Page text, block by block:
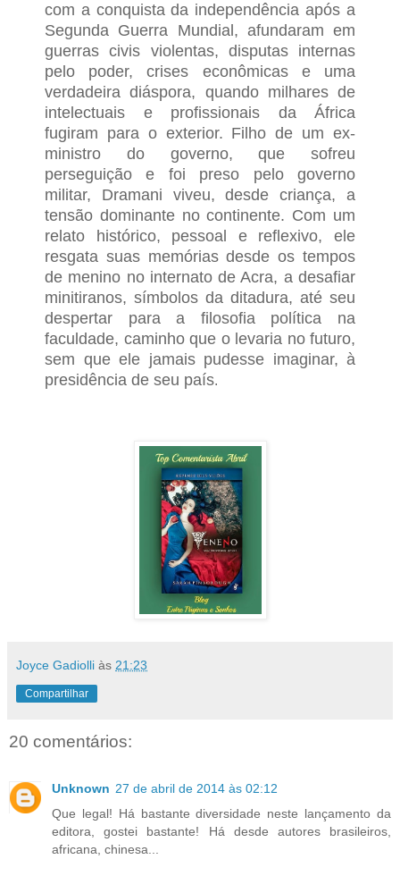
com a conquista da independência após a
Segunda Guerra Mundial, afundaram em
guerras civis violentas, disputas internas
pelo poder, crises econômicas e uma
verdadeira diáspora, quando milhares de
intelectuais e profissionais da África
fugiram para o exterior. Filho de um ex-
ministro do governo, que sofreu
perseguição e foi preso pelo governo
militar, Dramani viveu, desde criança, a
tensão dominante no continente. Com um
relato histórico, pessoal e reflexivo, ele
resgata suas memórias desde os tempos
de menino no internato de Acra, a desafiar
minitiranos, símbolos da ditadura, até seu
despertar para a filosofia política na
faculdade, caminho que o levaria no futuro,
sem que ele jamais pudesse imaginar, à
presidência de seu país.
Joyce Gadiolli às 21:23
Compartilhar
20 comentários:
Unknown 27 de abril de 2014 às 02:12
Que legal! Há bastante diversidade neste lançamento da
editora, gostei bastante! Há desde autores brasileiros,
africana, chinesa...